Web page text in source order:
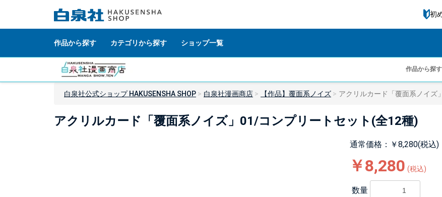
初
作品から探す カテゴリから探す ショップ一覧
作品から探す
白泉社公式ショップ HAKUSENSHA SHOP 白泉社漫画商店 【作品】覆面系ノイズ アクリルカード「覆面系ノイズ
アクリルカード「覆面系ノイズ」01/コンプリートセット(全12種)
通常価格：￥8,280(税込)
￥8,280 (税込)
数量